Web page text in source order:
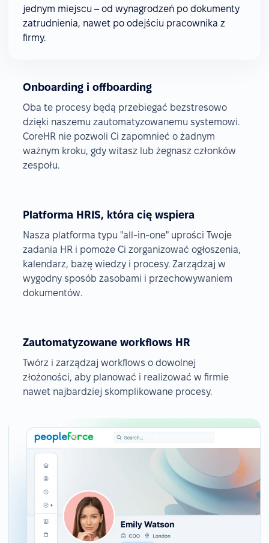
jednym miejscu – od wynagrodzeń po dokumenty
zatrudnienia, nawet po odejściu pracownika z
firmy.
Onboarding i offboarding
Oba te procesy będą przebiegać bezstresowo
dzięki naszemu zautomatyzowanemu systemowi.
CoreHR nie pozwoli Ci zapomnieć o żadnym
ważnym kroku, gdy witasz lub żegnasz członków
zespołu.
Platforma HRIS, która cię wspiera
Nasza platforma typu "all-in-one" uprości Twoje
zadania HR i pomoże Ci zorganizować ogłoszenia,
kalendarz, bazę wiedzy i procesy. Zarządzaj w
wygodny sposób zasobami i przechowywaniem
dokumentów.
Zautomatyzowane workflows HR
Twórz i zarządzaj workflows o dowolnej
złożoności, aby planować i realizować w firmie
nawet najbardziej skomplikowane procesy.